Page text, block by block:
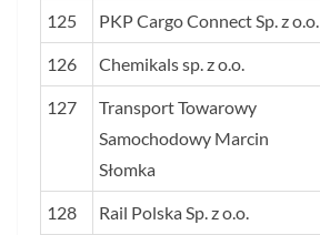
125 PKP Cargo Connect Sp. z o.o.
126 Chemikals sp. z o.o.
127
Transport Towarowy
Samochodowy Marcin
Słomka
128 Rail Polska Sp. z o.o.